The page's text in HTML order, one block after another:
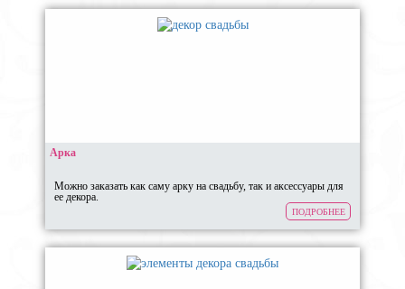
Арка
Можно заказать как саму арку на свадьбу, так и аксессуары для
ее декора.
ПОДРОБНЕЕ